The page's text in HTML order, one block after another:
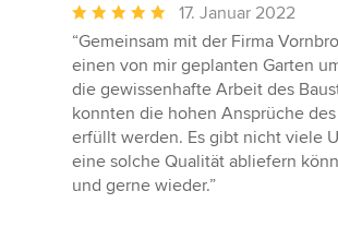
Durchschnittliche
Bewertung:
5
von
5
Sternen
17. Januar 2022
“Gemeinsam mit der Firma
einen von mir geplanten Garten
die gewissenhafte Arbeit des
konnten die hohen Ansprüche
erfüllt werden. Es gibt nicht viele
eine solche Qualität abliefern
und gerne wieder.”